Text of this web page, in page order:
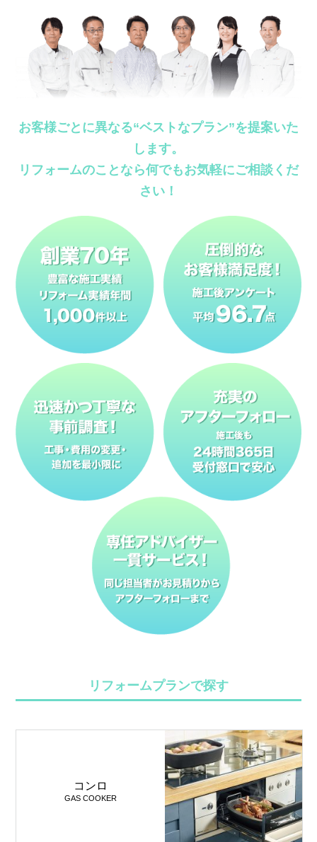
お客様ごとに異なる“ベストなプラン”を提案いた
します。
リフォームのことなら何でもお気軽にご相談くだ
さい！
リフォームプランで探す
コンロ
GAS COOKER